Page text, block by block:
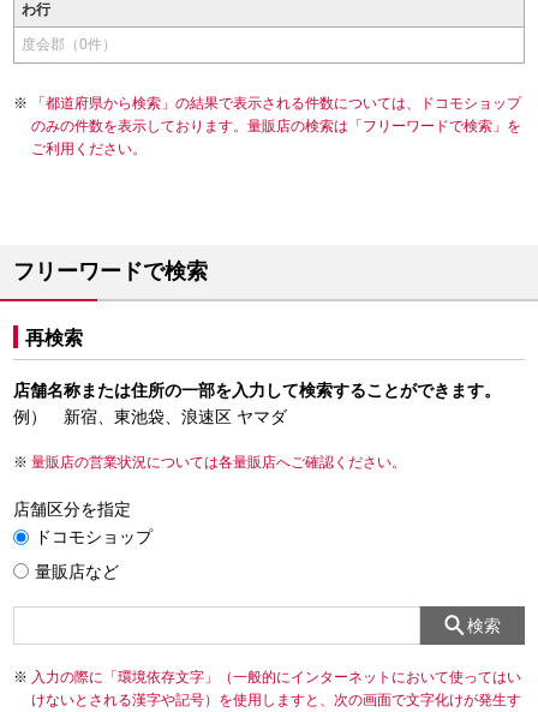
わ行
度会郡（0件）
「都道府県から検索」の結果で表示される件数については、ドコモショップ
のみの件数を表示しております。量販店の検索は「フリーワードで検索」を
ご利用ください。
フリーワードで検索
再検索
店舗名称または住所の一部を入力して検索することができます。
例） 新宿、東池袋、浪速区 ヤマダ
量販店の営業状況については各量販店へご確認ください。
店舗区分を指定
ドコモショップ
量販店など
検索
入力の際に「環境依存文字」（一般的にインターネットにおいて使ってはい
けないとされる漢字や記号）を使用しますと、次の画面で文字化けが発生す